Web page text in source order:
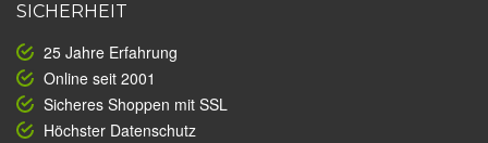
SICHERHEIT
25 Jahre Erfahrung
Online seit 2001
Sicheres Shoppen mit SSL
Höchster Datenschutz